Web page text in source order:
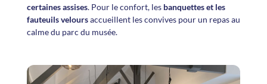
certaines assises. Pour le confort, les banquettes et les
fauteuils veloursaccueillent les convives pour un repas au
calme du parc du musée.